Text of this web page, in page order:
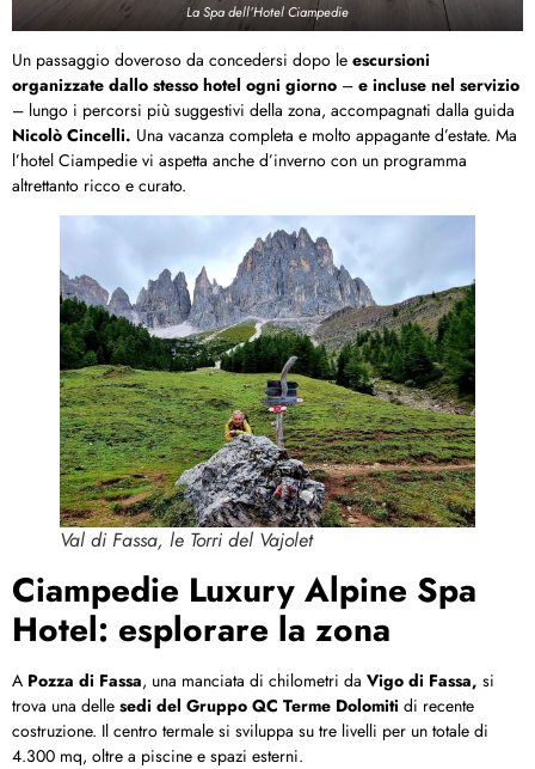
La Spa dell’Hotel Ciampedie
Un passaggio doveroso da concedersi dopo le escursioni
organizzate dallo stesso hotel ogni giorno – e incluse nel servizio
– lungo i percorsi più suggestivi della zona, accompagnati dalla guida
Nicolò Cincelli. Una vacanza completa e molto appagante d’estate. Ma
l’hotel Ciampedie vi aspetta anche d’inverno con un programma
altrettanto ricco e curato.
Val di Fassa, le Torri del Vajolet
Ciampedie Luxury Alpine Spa
Hotel: esplorare la zona
A Pozza di Fassa, una manciata di chilometri da Vigo di Fassa, si
trova una delle sedi del Gruppo QC Terme Dolomiti di recente
costruzione. Il centro termale si sviluppa su tre livelli per un totale di
4.300 mq, oltre a piscine e spazi esterni.